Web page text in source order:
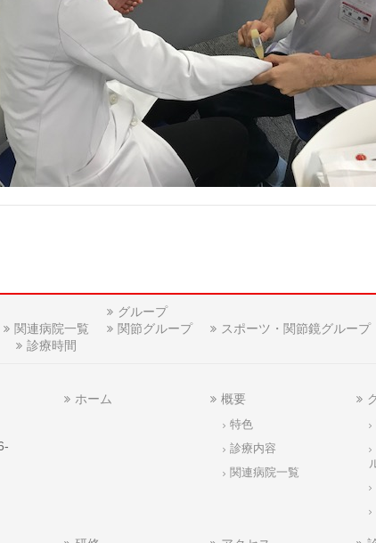
関連病院一覧
グループ
関節グループ
スポーツ・関節鏡グループ
診療時間
ホーム 概要
特色
診療内容
関連病院一覧